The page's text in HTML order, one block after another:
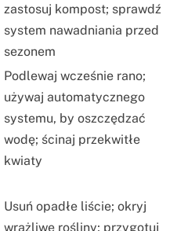
zastosuj kompost; sprawdź
system nawadniania przed
sezonem
Podlewaj wcześnie rano;
używaj automatycznego
systemu, by oszczędzać
wodę; ścinaj przekwitłe
kwiaty
Usuń opadłe liście; okryj
wrażliwe rośliny; przygotuj